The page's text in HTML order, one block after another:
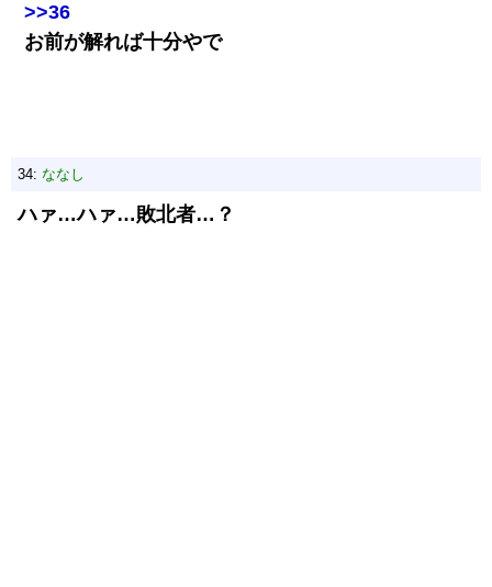
>>36
お前が解れば十分やで
34: ななし
ハァ…ハァ…敗北者…？